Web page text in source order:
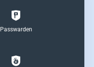
Passwarden